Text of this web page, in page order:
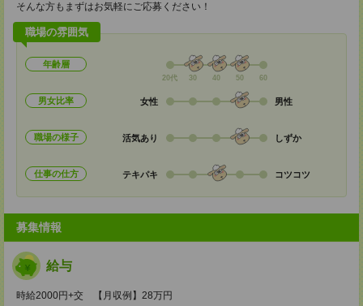
そんな方もまずはお気軽にご応募ください！
職場の雰囲気
年齢層
20代 30 40 50 60
男女比率 女性 男性
職場の様子 活気あり しずか
仕事の仕方 テキパキ コツコツ
募集情報
給与
時給2000円+交 【月収例】28万円